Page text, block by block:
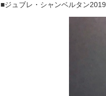
■ジュブレ・シャンベルタン2019